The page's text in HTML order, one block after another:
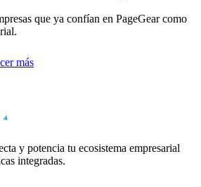
que ya confían en PageGear como
más
y potencia tu ecosistema empresarial
integradas.